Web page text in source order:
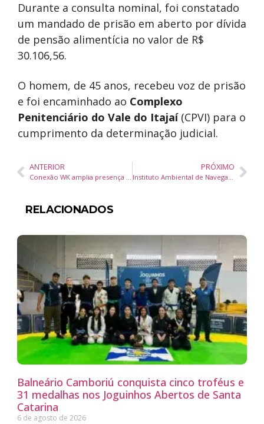
Durante a consulta nominal, foi constatado
um mandado de prisão em aberto por dívida
de pensão alimentícia no valor de R$
30.106,56.
O homem, de 45 anos, recebeu voz de prisão
e foi encaminhado ao Complexo
Penitenciário do Vale do Itajaí(CPVI) para o
cumprimento da determinação judicial.
ANTERIOR
Conexão WK amplia presença de nomes estratégicos do mercado
PRÓXIMO
Instituto Ambiental de Navegantes conquista Prêmio Expressão de Ecologia com o projeto Oceano Sem Plástico
RELACIONADOS
Balneário Camboriú conquista cinco troféus e
31 medalhas nos Joguinhos Abertos de Santa
Catarina
6 de agosto de 2026